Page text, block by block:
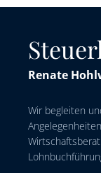
Renate
Wir begleiten